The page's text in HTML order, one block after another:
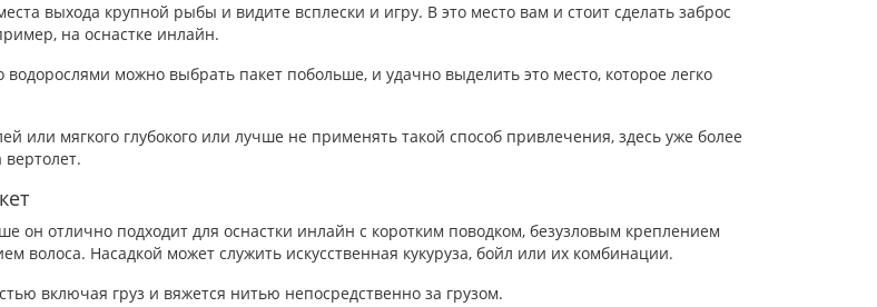
выхода крупной рыбы и видите всплески и игру. В это место вам и стоит сделать заброс
на оснастке инлайн.
можно выбрать пакет побольше, и удачно выделить это место, которое легко
или мягкого глубокого или лучше не применять такой способ привлечения, здесь уже более
вертолет.
он отлично подходит для оснастки инлайн с коротким поводком, безузловым креплением
волоса. Насадкой может служить искусственная кукуруза, бойл или их комбинации.
включая груз и вяжется нитью непосредственно за грузом.